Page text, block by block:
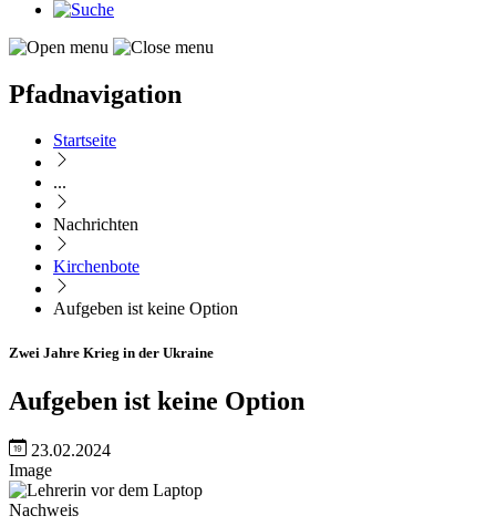
Pfadnavigation
Startseite
...
Nachrichten
Kirchenbote
Aufgeben ist keine Option
Zwei Jahre Krieg in der Ukraine
Aufgeben ist keine Option
23.02.2024
Image
Nachweis